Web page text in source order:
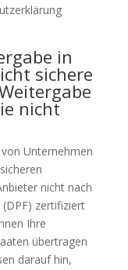
in
sichere
nicht
Unternehmen
nicht nach
zertifiziert
Ihre
übertragen
darauf hin,